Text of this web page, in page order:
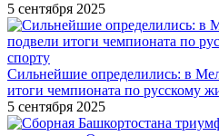
5 сентября 2025
Сильнейшие определились: в
итоги чемпионата по русскому
5 сентября 2025